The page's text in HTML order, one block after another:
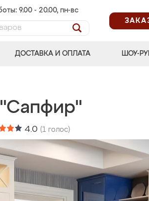
9.00 - 20.00, пн-вс
ДОСТАВКА И ОПЛАТА ШОУ-
4.0 (1 голос)